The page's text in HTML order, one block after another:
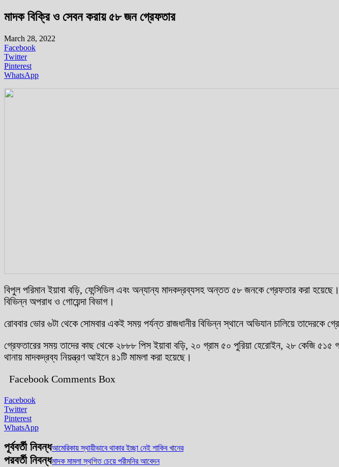
মাদক বিক্রি ও সেবন করায় ৫৮ জন গ্রেফতার
March 28, 2022
Facebook
Twitter
Pinterest
WhatsApp
বিপুল পরিমান ইয়াবা বড়ি, ফেন্সিডিল এবং অন্যান্য মাদকদ্রব্যসহ অন্তত ৫৮ জনকে গ্রেফতার করা
বিভিন্ন অপরাধ ও গোয়েন্দা বিভাগ।
রোববার ভোর ৬টা থেকে সোমবার একই সময় পর্যন্ত রাজধানীর বিভিন্ন স্থানে অভিযান চালিয়ে তাদেরকে
গ্রেফতারের সময় তাদের কাছ থেকে ২৮৮৮ পিস ইয়াবা বড়ি, ২০ গ্রাম ৫০ পুরিয়া হেরোইন, ২৮ কেজি ৫১৫
থানায় মাদকদ্রব্য নিয়ন্ত্রণ আইনে ৪১টি মামলা করা হয়েছে।
Facebook Comments Box
Facebook
Twitter
Pinterest
WhatsApp
পূর্ববর্তী নিবন্ধআমেরিকায় স্থায়ীভাবে থাকার ইচ্ছা নেই শাকিব খানের
পরবর্তী নিবন্ধমাদক মামলা স্থগিত চেয়ে পরীমনির আবেদন